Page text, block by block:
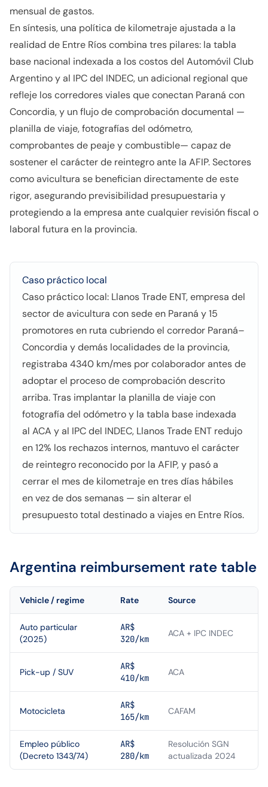
mensual de gastos.
En síntesis, una política de kilometraje ajustada a la
realidad de Entre Ríos combina tres pilares: la tabla
base nacional indexada a los costos del Automóvil Club
Argentino y al IPC del INDEC, un adicional regional que
refleje los corredores viales que conectan Paraná con
Concordia, y un flujo de comprobación documental —
planilla de viaje, fotografías del odómetro,
comprobantes de peaje y combustible— capaz de
sostener el carácter de reintegro ante la AFIP. Sectores
como avicultura se benefician directamente de este
rigor, asegurando previsibilidad presupuestaria y
protegiendo a la empresa ante cualquier revisión fiscal o
laboral futura en la provincia.
Caso práctico local
Caso práctico local: Llanos Trade ENT, empresa del
sector de avicultura con sede en Paraná y 15
promotores en ruta cubriendo el corredor Paraná–
Concordia y demás localidades de la provincia,
registraba 4340 km/mes por colaborador antes de
adoptar el proceso de comprobación descrito
arriba. Tras implantar la planilla de viaje con
fotografía del odómetro y la tabla base indexada
al ACA y al IPC del INDEC, Llanos Trade ENT redujo
en 12% los rechazos internos, mantuvo el carácter
de reintegro reconocido por la AFIP, y pasó a
cerrar el mes de kilometraje en tres días hábiles
en vez de dos semanas — sin alterar el
presupuesto total destinado a viajes en Entre Ríos.
Argentina reimbursement rate table
Vehicle / regime Rate Source
Auto particular
(2025)
AR$
320/km
ACA + IPC INDEC
Pick-up / SUV
AR$
410/km
ACA
Motocicleta
AR$
165/km
CAFAM
Empleo público
(Decreto 1343/74)
AR$
280/km
Resolución SGN
actualizada 2024